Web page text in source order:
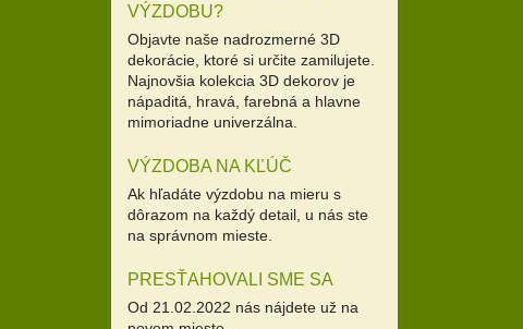
VÝZDOBU?
Objavte naše nadrozmerné 3D
dekorácie, ktoré si určite zamilujete.
Najnovšia kolekcia 3D dekorov je
nápaditá, hravá, farebná a hlavne
mimoriadne univerzálna.
VÝZDOBA NA KĽÚČ
Ak hľadáte výzdobu na mieru s
dôrazom na každý detail, u nás ste
na správnom mieste.
PRESŤAHOVALI SME SA
Od 21.02.2022 nás nájdete už na